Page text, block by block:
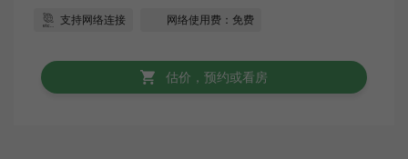
支持网络连接
网络使用费：免费
估价，预约或看房